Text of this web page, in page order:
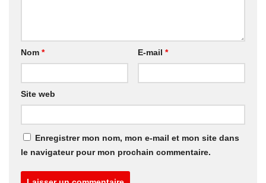
Nom * E-mail *
Site web
Enregistrer mon nom, mon e-mail et mon site dans
le navigateur pour mon prochain commentaire.